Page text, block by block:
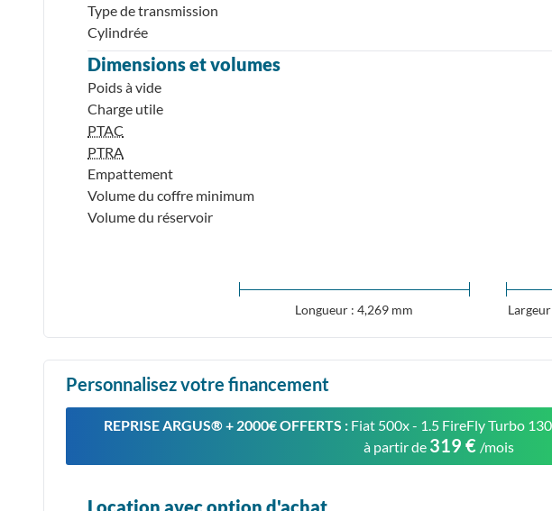
Type de transmission
Cylindrée
Dimensions et volumes
Poids à vide
Charge utile
PTAC
PTRA
Empattement
Volume du coffre minimum
Volume du réservoir
Longueur : 4,269 mm
Personnalisez votre financement
REPRISE ARGUS®️ + 2000€ OFFERTS : Fiat 500x - 1.5 FireFly Turbo
à partir de 319 € /mois
Location avec option d'achat